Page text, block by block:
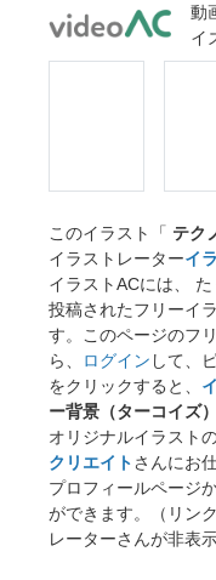
動
イ
このイラスト「 テク
イラストレーターイ
イラストACには、
投稿されたフリーイ
す。このページのフ
ら、
ログイン して、
をクリックすると、
ー背景（ターコイズ）
オリジナルイラスト
クリエイトさんにお
プロフィールページ
ができます。（リン
レーターさんが非表